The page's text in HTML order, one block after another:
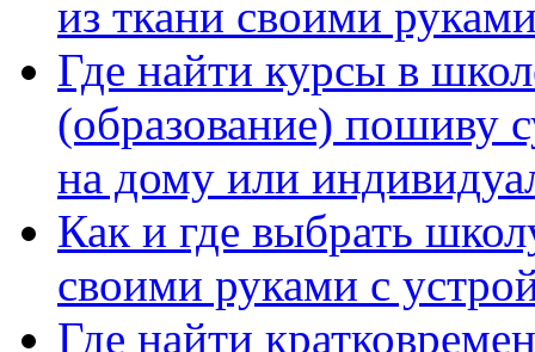
из ткани своими
Где найти курсы в
(образование) пошиву
на дому или
Как и где выбрать
своими руками с
Где найти